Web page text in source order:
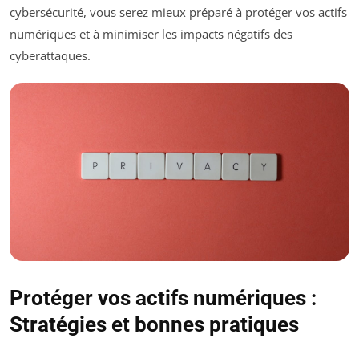
cybersécurité, vous serez mieux préparé à protéger vos actifs
numériques et à minimiser les impacts négatifs des
cyberattaques.
Protéger vos actifs numériques :
Stratégies et bonnes pratiques